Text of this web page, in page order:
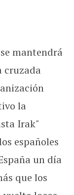
mantendrá
cruzada
la
Irak"
españoles
un día
que los